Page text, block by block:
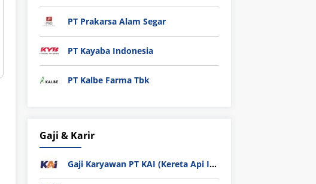
PT Prakarsa Alam Segar
PT Kayaba Indonesia
PT Kalbe Farma Tbk
Gaji & Karir
Gaji Karyawan PT KAI (Kereta Api Indonesia) Update 2025